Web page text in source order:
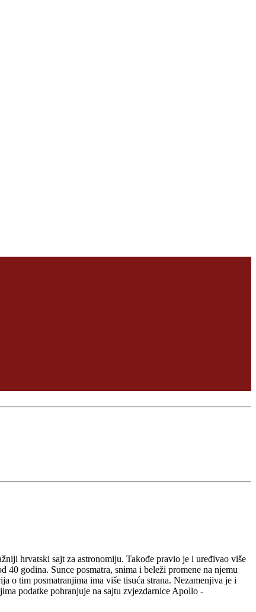
hrvatski sajt za astronomiju. Takođe pravio je i uređivao više
godina. Sunce posmatra, snima i beleži promene na njemu
o tim posmatranjima ima više tisuća strana. Nezamenjiva je i
podatke pohranjuje na sajtu zvjezdarnice Apollo -